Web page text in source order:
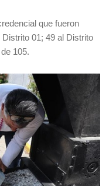
que fueron
01; 49 al Distrito
105.